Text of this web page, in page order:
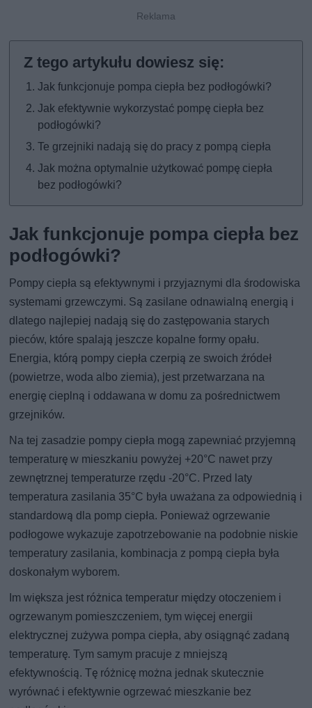
Jak funkcjonuje pompa ciepła bez podłogówki?
Jak efektywnie wykorzystać pompę ciepła bez
podłogówki?
Te grzejniki nadają się do pracy z pompą ciepła
Jak można optymalnie użytkować pompę ciepła
bez podłogówki?
Jak funkcjonuje pompa ciepła bez
podłogówki?
Pompy ciepła są efektywnymi i przyjaznymi dla środowiska
systemami grzewczymi. Są zasilane odnawialną energią i
dlatego najlepiej nadają się do zastępowania starych
pieców, które spalają jeszcze kopalne formy opału.
Energia, którą pompy ciepła czerpią ze swoich źródeł
(powietrze, woda albo ziemia), jest przetwarzana na
energię cieplną i oddawana w domu za pośrednictwem
grzejników.
Na tej zasadzie pompy ciepła mogą zapewniać przyjemną
temperaturę w mieszkaniu powyżej +20°C nawet przy
zewnętrznej temperaturze rzędu -20°C. Przed laty
temperatura zasilania 35°C była uważana za odpowiednią i
standardową dla pomp ciepła. Ponieważ ogrzewanie
podłogowe wykazuje zapotrzebowanie na podobnie niskie
temperatury zasilania, kombinacja z pompą ciepła była
doskonałym wyborem.
Im większa jest różnica temperatur między otoczeniem i
ogrzewanym pomieszczeniem, tym więcej energii
elektrycznej zużywa pompa ciepła, aby osiągnąć zadaną
temperaturę. Tym samym pracuje z mniejszą
efektywnością. Tę różnicę można jednak skutecznie
wyrównać i efektywnie ogrzewać mieszkanie bez